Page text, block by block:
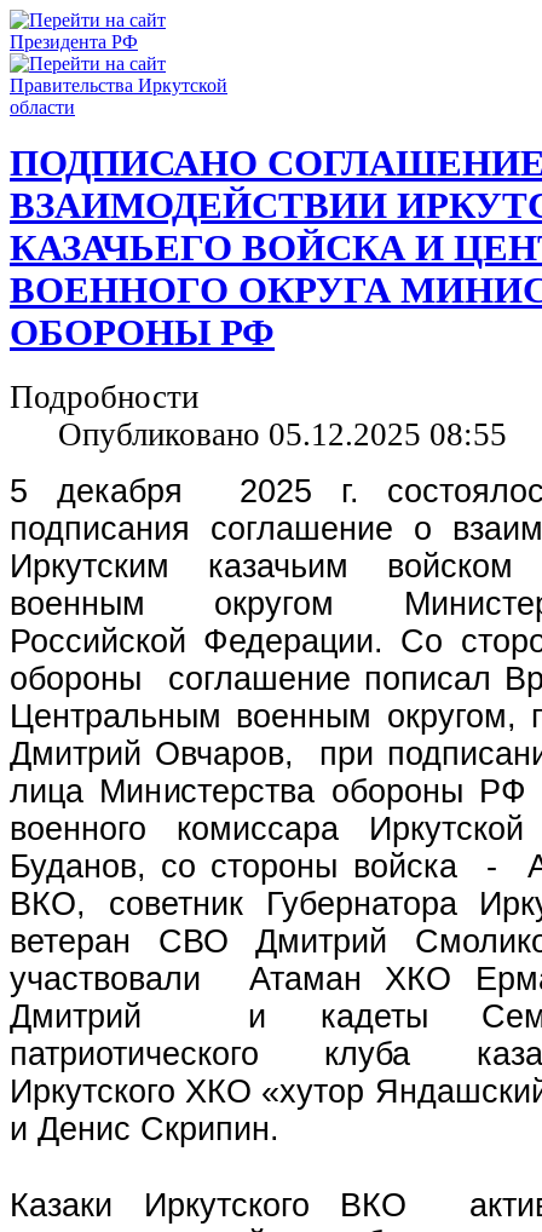
ПОДПИСАНО
ВЗАИМОДЕЙСТВИИ
КАЗАЧЬЕГО ВОЙСКА И
ВОЕННОГО ОКРУГА
ОБОРОНЫ РФ
Подробности
Опубликовано 05.12.2025 08:55
5 декабря 2025 г.
подписания соглашение о
Иркутским казачьим
военным округом
Российской Федерации. Со
обороны соглашение пописал
Центральным военным округом,
Дмитрий Овчаров, при
лица Министерства обороны РФ
военного комиссара
Буданов, со стороны войска -
ВКО, советник Губернатора
ветеран СВО Дмитрий
участвовали Атаман ХКО
Дмитрий и кадеты
патриотического клуба
Иркутского ХКО «хутор
и Денис Скрипин.
Казаки Иркутского ВКО